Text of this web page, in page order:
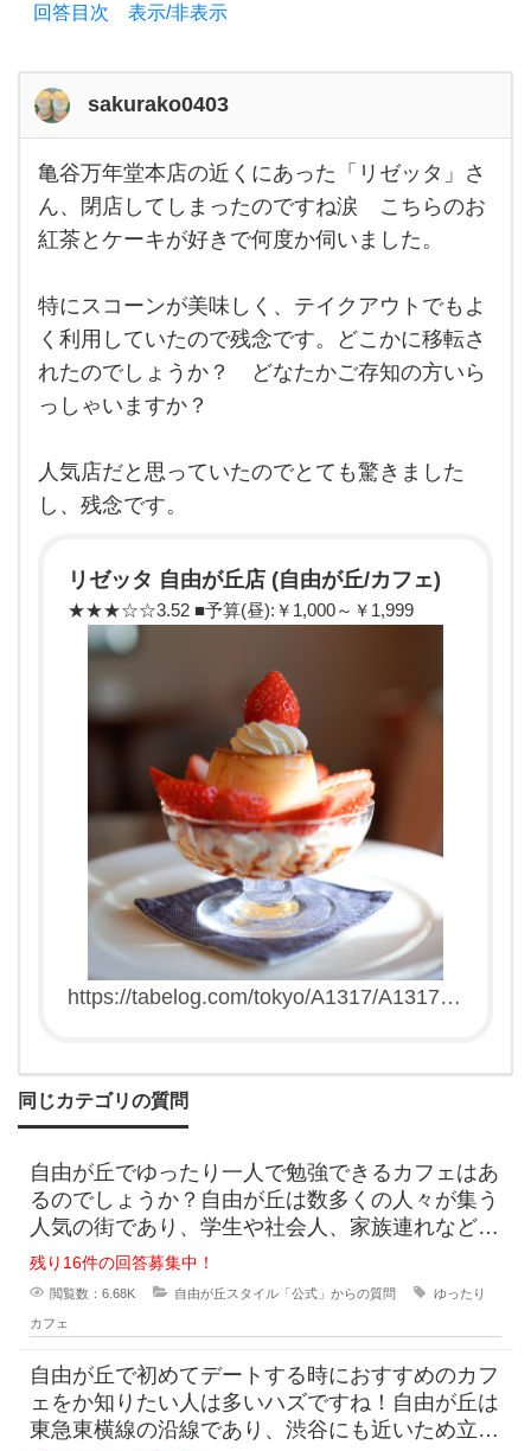
回答目次 表示/非表示
sakurako0403
亀谷
万年
堂本
店の
った
「リ
ゼッ
タ」
さ
ん、
閉店
った
ので
すね
お紅
茶と
ケー
亀谷万年堂本店の近くにあった「リゼッタ」さ
ん、閉店してしまったのですね涙 こちらのお
紅茶とケーキが好きで何度か伺いました。
特にスコーンが美味しく、テイクアウトでもよ
く利用していたので残念です。どこかに移転さ
れたのでしょうか？ どなたかご存知の方いら
っしゃいますか？
人気店だと思っていたのでとても驚きました
し、残念です。
リゼッタ 自由が丘店 (自由が丘/カフェ)
★★★☆☆3.52 ■予算(昼):￥1,000～￥1,999
https://tabelog.com/tokyo/A1317/A131703
同じカテゴリの質問
自由が丘でゆったり一人で勉強できるカフェはあ
るのでしょうか？自由が丘は数多くの人々が集う
人気の街であり、学生や社会人、家族連れなどが
毎日のようにやってきます。ゆったり一人で過ご
せる
残り16件の回答募集中！
閲覧数：6.68K 自由が丘スタイル「公式」からの質問 ゆったり
カフェ
自由が丘で初めてデートする時におすすめのカフ
ェをか知りたい人は多いハズですね！自由が丘は
東急東横線の沿線であり、渋谷にも近いため立地